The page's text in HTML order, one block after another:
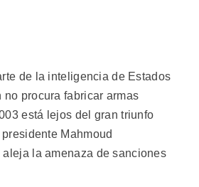
de la inteligencia de Estados
no procura fabricar armas
está lejos del gran triunfo
Mahmoud
la amenaza de sanciones